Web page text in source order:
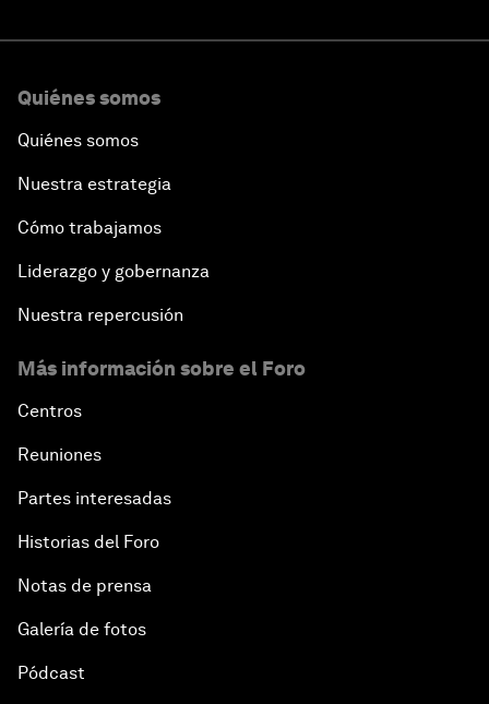
Quiénes somos
Quiénes somos
Nuestra estrategia
Cómo trabajamos
Liderazgo y gobernanza
Nuestra repercusión
Más información sobre el Foro
Centros
Reuniones
Partes interesadas
Historias del Foro
Notas de prensa
Galería de fotos
Pódcast